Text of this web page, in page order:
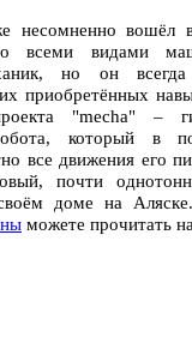
несомненно вошёл
со всеми видами
но он всегда
приобретённых
"mecha" –
который в
все движения его
почти
доме на
можете прочитать